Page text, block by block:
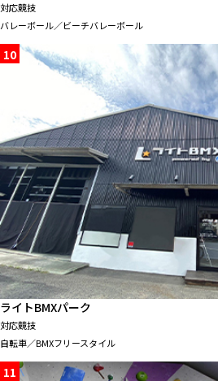
対応競技
バレーボール／ビーチバレーボール
10
ライトBMXパーク
対応競技
自転車／BMXフリースタイル
11